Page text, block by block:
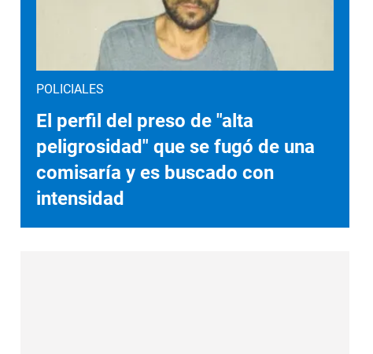
POLICIALES
El perfil del preso de "alta
peligrosidad" que se fugó de una
comisaría y es buscado con
intensidad